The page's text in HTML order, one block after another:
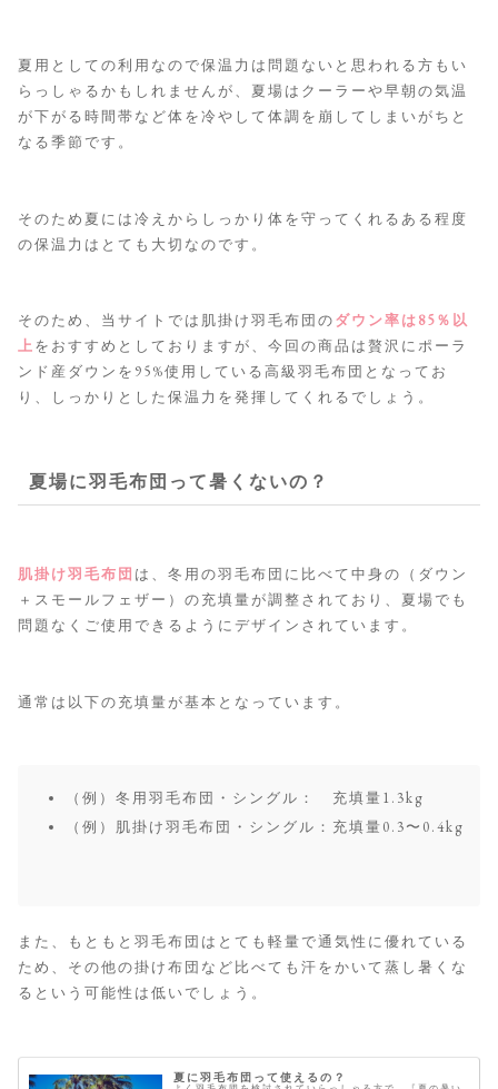
夏用としての利用なので保温力は問題ないと思われる方もい
らっしゃるかもしれませんが、夏場はクーラーや早朝の気温
が下がる時間帯など体を冷やして体調を崩してしまいがちと
なる季節です。
そのため夏には冷えからしっかり体を守ってくれるある程度
の保温力はとても大切なのです。
そのため、当サイトでは肌掛け羽毛布団のダウン率は85％以
上をおすすめとしておりますが、今回の商品は贅沢にポーラ
ンド産ダウンを95%使用している高級羽毛布団となってお
り、しっかりとした保温力を発揮してくれるでしょう。
夏場に羽毛布団って暑くないの？
肌掛け羽毛布団 は、冬用の羽毛布団に比べて中身の（ダウン
＋スモールフェザー）の充填量が調整されており、夏場でも
問題なくご使用できるようにデザインされています。
通常は以下の充填量が基本となっています。
（例）冬用羽毛布団・シングル： 充填量1.3kg
（例）肌掛け羽毛布団・シングル：充填量0.3〜0.4kg
また、もともと羽毛布団はとても軽量で通気性に優れている
ため、その他の掛け布団など比べても汗をかいて蒸し暑くな
るという可能性は低いでしょう。
夏に羽毛布団って使えるの？